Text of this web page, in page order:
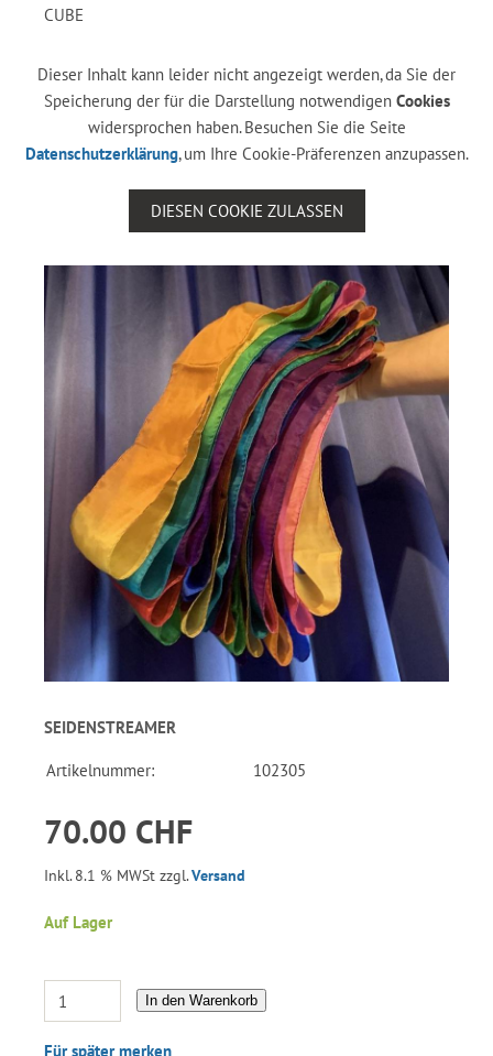
CUBE
Dieser Inhalt kann leider nicht angezeigt werden, da Sie der
Speicherung der für die Darstellung notwendigen Cookies
widersprochen haben. Besuchen Sie die Seite
Datenschutzerklärung, um Ihre Cookie-Präferenzen anzupassen.
DIESEN COOKIE ZULASSEN
SEIDENSTREAMER
Artikelnummer: 102305
70.00 CHF
Inkl. 8.1 % MWSt zzgl.Versand
Auf Lager
In den Warenkorb
Für später merken